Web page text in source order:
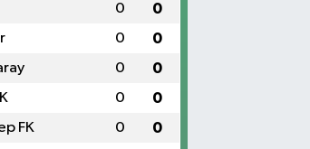
0 0
0 0
0 0
0 0
FK 0 0